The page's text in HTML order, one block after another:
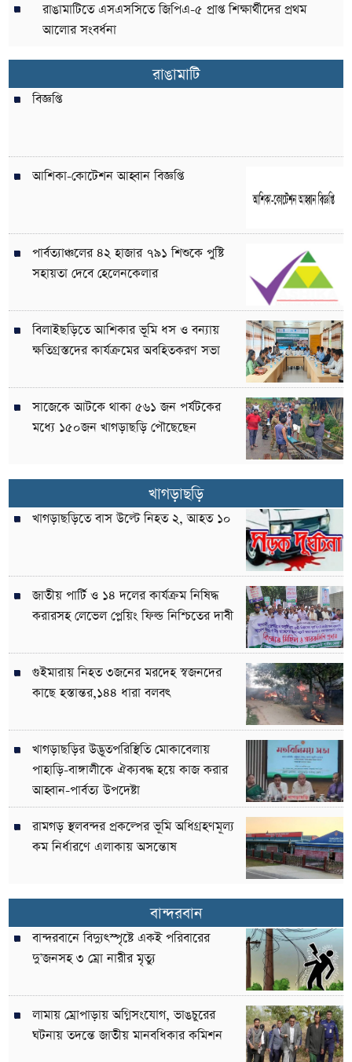
রাঙামাটিতে এসএসসিতে জিপিএ-৫ প্রাপ্ত শিক্ষার্থীদের প্রথম
আলোর সংবর্ধনা
রাঙামাটি
বিজ্ঞপ্তি
আশিকা-কোটেশন আহ্বান বিজ্ঞপ্তি
পার্বত্যাঞ্চলের ৪২ হাজার ৭৯১ শিশুকে পুষ্টি
সহায়তা দেবে হেলেনকেলার
বিলাইছড়িতে আশিকার ভূমি ধস ও বন্যায়
ক্ষতিগ্রস্তদের কার্যক্রমের অবহিতকরণ সভা
সাজেকে আটকে থাকা ৫৬১ জন পর্যটকের
মধ্যে ১৫০জন খাগড়াছড়ি পৌছেছেন
খাগড়াছড়ি
খাগড়াছড়িতে বাস উল্টে নিহত ২, আহত ১০
জাতীয় পার্টি ও ১৪ দলের কার্যক্রম নিষিদ্ধ
করারসহ লেভেল প্লেয়িং ফিল্ড নিশ্চিতের দাবী
গুইমারায় নিহত ৩জনের মরদেহ স্বজনদের
কাছে হস্তান্তর,১৪৪ ধারা বলবৎ
খাগড়াছড়ির উদ্ভূতপরিস্থিতি মোকাবেলায়
পাহাড়ি-বাঙ্গালীকে ঐক্যবদ্ধ হয়ে কাজ করার
আহ্বান-পার্বত্য উপদেষ্টা
রামগড় স্থলবন্দর প্রকল্পের ভূমি অধিগ্রহণমূল্য
কম নির্ধারণে এলাকায় অসন্তোষ
বান্দরবান
বান্দরবানে বিদ্যুৎস্পৃষ্টে একই পরিবারের
দু’জনসহ ৩ ম্রো নারীর মৃত্যু
লামায় ম্রোপাড়ায় অগ্নিসংযোগ, ভাঙচুরের
ঘটনায় তদন্তে জাতীয় মানবধিকার কমিশন